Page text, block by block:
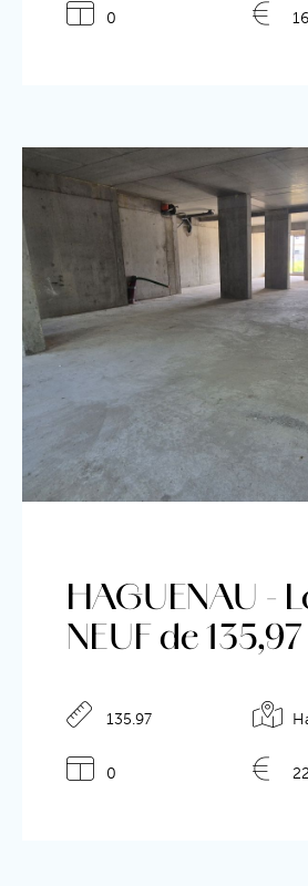
0
HAGUENAU -
NEUF de
135.97
0